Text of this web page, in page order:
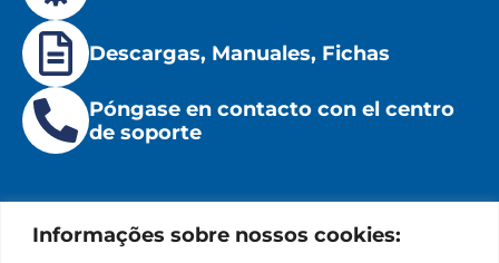
Informações sobre nossos cookies:
Descargas, Manuales, Fichas
Póngase en contacto con el centro
de soporte